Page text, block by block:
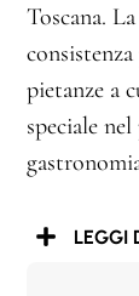
Toscana.
pietanze a
speciale
LEGGI